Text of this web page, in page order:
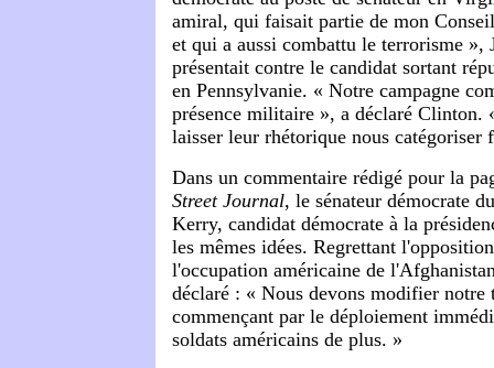
amiral, qui faisait partie de mon
et qui a aussi combattu le terrorisme »,
présentait contre le candidat sortant
en Pennsylvanie. « Notre campagne
présence militaire », a déclaré Clinton.
laisser leur rhétorique nous
Dans un commentaire rédigé pour la
Street Journal, le sénateur démocrate
Kerry, candidat démocrate à la
les mêmes idées. Regrettant
l'occupation américaine de
déclaré : « Nous devons modifier notre
commençant par le déploiement
soldats américains de plus. »